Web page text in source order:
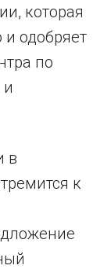
которая
и одобряет
по
в
к